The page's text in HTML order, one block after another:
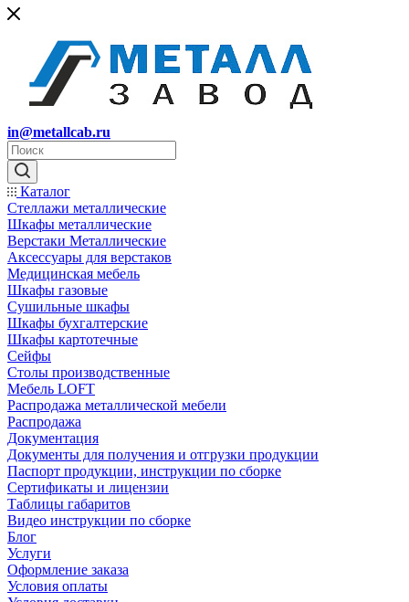
in@metallcab.ru
Каталог
Стеллажи металлические
Шкафы металлические
Верстаки Металлические
Аксессуары для верстаков
Медицинская мебель
Шкафы газовые
Сушильные шкафы
Шкафы бухгалтерские
Шкафы картотечные
Сейфы
Столы производственные
Мебель LOFT
Распродажа металлической мебели
Распродажа
Документация
Документы для получения и отгрузки продукции
Паспорт продукции, инструкции по сборке
Сертификаты и лицензии
Таблицы габаритов
Видео инструкции по сборке
Блог
Услуги
Оформление заказа
Условия оплаты